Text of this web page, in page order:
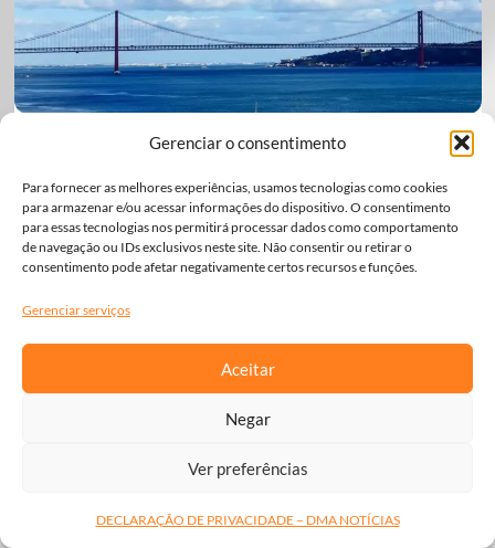
Gerenciar o consentimento
Para fornecer as melhores experiências, usamos tecnologias como cookies
para armazenar e/ou acessar informações do dispositivo. O consentimento
para essas tecnologias nos permitirá processar dados como comportamento
de navegação ou IDs exclusivos neste site. Não consentir ou retirar o
consentimento pode afetar negativamente certos recursos e funções.
Gerenciar serviços
Aceitar
Negar
Ver preferências
DECLARAÇÃO DE PRIVACIDADE – DMA NOTÍCIAS
“Ponte 25 de Abril: Elegância Sobre o Tejo”
Leia Mais...